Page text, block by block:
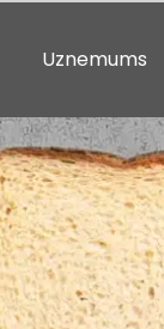
Uznemums